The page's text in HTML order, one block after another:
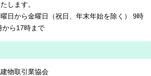
します。
日から金曜日（祝日、年末年始を除く） 9時
から17時まで
物取引業協会